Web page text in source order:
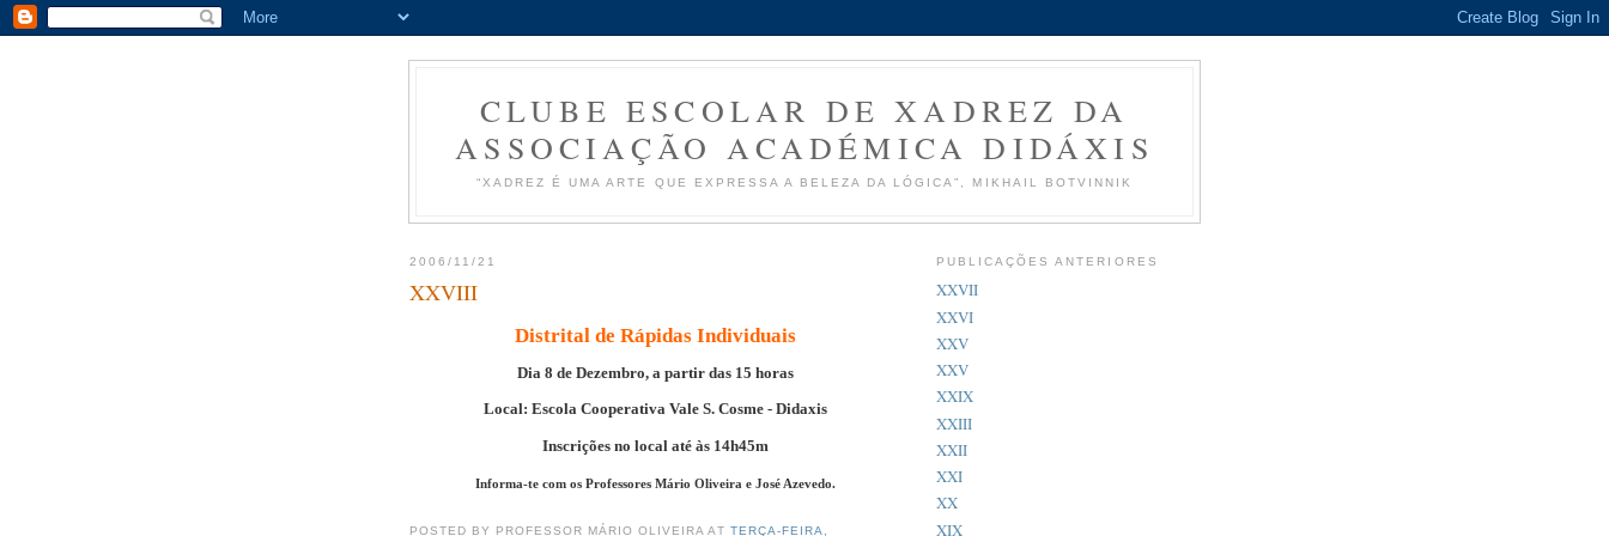
CLUBE ESCOLAR DE XADREZ DA
ASSOCIAÇÃO ACADÉMICA DIDÁXIS
“XADREZ É UMA ARTE QUE EXPRESSA A BELEZA DA LÓGICA”, MIKHAIL BOTVINNIK
2006/11/21
XXVIII
Distrital de Rápidas Individuais
Dia 8 de Dezembro, a partir das 15 horas
Local: Escola Cooperativa Vale S. Cosme - Didaxis
Inscrições no local até às 14h45m
Informa-te com os Professores Mário Oliveira e José Azevedo.
POSTED BY PROFESSOR MÁRIO OLIVEIRA AT TERÇA-FEIRA,
PUBLICAÇÕES ANTERIORES
XXVII
XXVI
XXV
XXV
XXIX
XXIII
XXII
XXI
XX
XIX